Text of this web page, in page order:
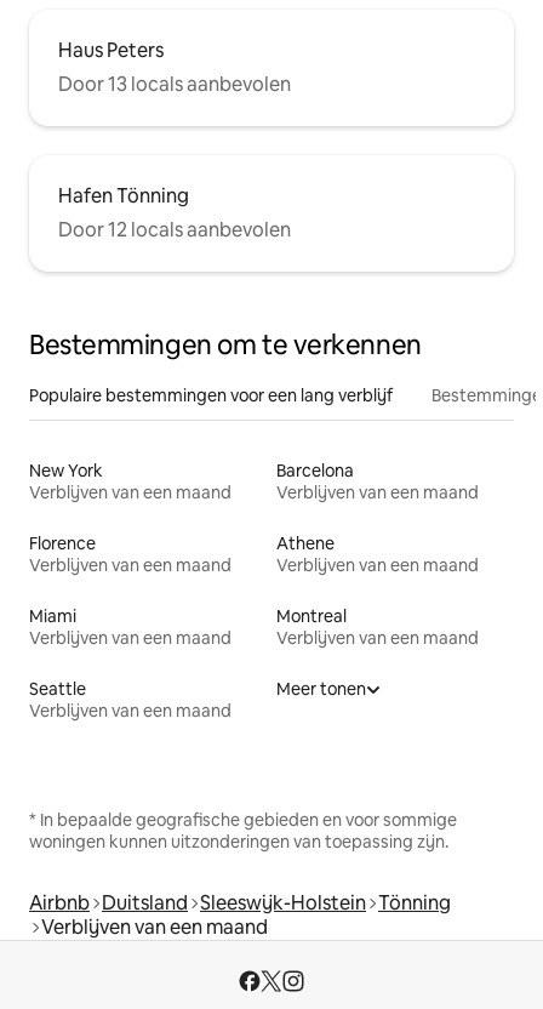
Haus Peters
Door 13 locals aanbevolen
Hafen Tönning
Door 12 locals aanbevolen
Bestemmingen om te verkennen
Populaire bestemmingen voor een lang verblijf
New York
Verblijven van een maand
Barcelona
Verblijven van een maand
Florence
Verblijven van een maand
Athene
Verblijven van een maand
Miami
Verblijven van een maand
Montreal
Verblijven van een maand
Seattle
Verblijven van een maand
Meer tonen
* In bepaalde geografische gebieden en voor sommige
woningen kunnen uitzonderingen van toepassing zijn.
Airbnb Duitsland Sleeswijk-Holstein Tönning
Verblijven van een maand